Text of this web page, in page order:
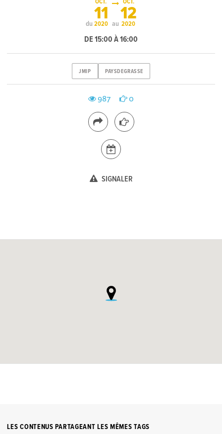
du
OCT.
11
2020 au
OCT.
12
2020
DE 15:00 À 16:00
JMIP PAYSDEGRASSE
987 0
SIGNALER
LES CONTENUS PARTAGEANT LES MÊMES TAGS